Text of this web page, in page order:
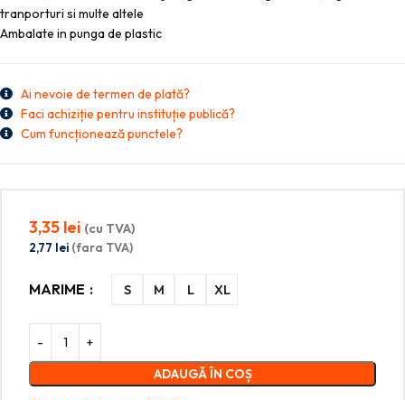
tranporturi si multe altele
Ambalate in punga de plastic
Ai nevoie de termen de plată?
Faci achiziție pentru instituție publică?
Cum funcționează punctele?
3,35 lei (cu TVA)
2,77 lei (fara TVA)
MARIME S M L XL
ADAUGĂ ÎN COȘ